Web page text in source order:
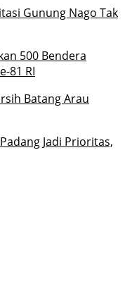
Gunung Nago Tak
500 Bendera
81 RI
Batang Arau
Jadi Prioritas,